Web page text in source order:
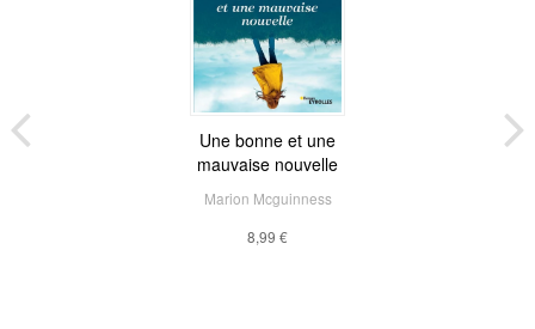
Une bonne et une
mauvaise nouvelle
Marion Mcguinness
8,99 €